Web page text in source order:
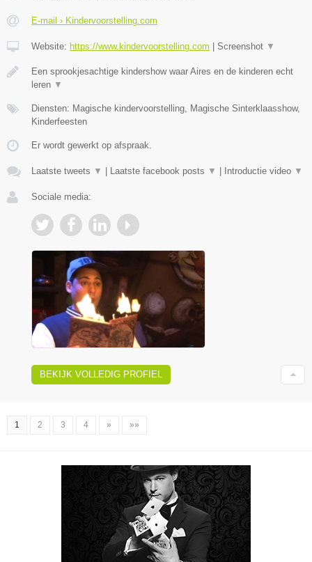
E-mail › Kindervoorstelling.com
Website: https://www.kindervoorstelling.com | Screenshot ▼
Een sprookjesachtige kindershow waar Aires en de kinderen echt
leren ▼
Diensten: Magische kindervoorstelling, Magische Sinterklaasshow,
Kinderfeesten
Er wordt gewerkt op afspraak.
Laatste tweets ▼ | Laatste facebook posts ▼ | Introductie video ▼
Sociale media:
BEKIJK VOLLEDIG PROFIEL
1 2 3 4 » »»